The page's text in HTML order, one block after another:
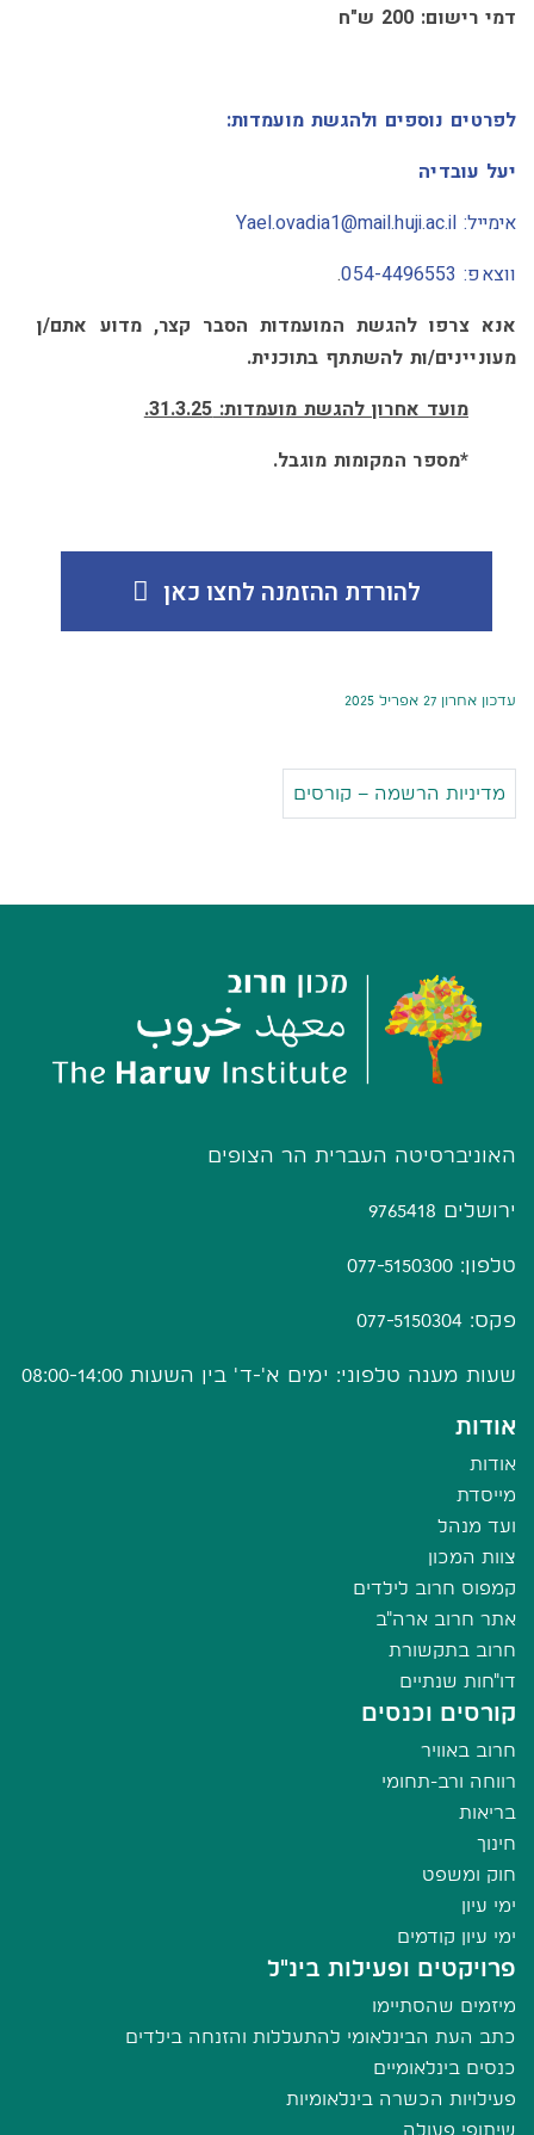
דמי רישום: 200 ש"ח
לפרטים נוספים ולהגשת מועמדות:
יעל עובדיה
אימייל: Yael.ovadia1@mail.huji.ac.il
ווצאפ: 054-4496553
.
אנא צרפו להגשת המועמדות הסבר קצר, מדוע אתם/ן
מעוניינים/ות להשתתף בתוכנית.
מועד אחרון להגשת מועמדות:31.3.25.
*מספר המקומות מוגבל.
להורדת ההזמנה לחצו כאן
עדכון אחרון 27 אפריל 2025
מדיניות הרשמה – קורסים
האוניברסיטה העברית הר הצופים
ירושלים 9765418
טלפון: 077-5150300
פקס: 077-5150304
שעות מענה טלפוני: ימים א'-ד' בין השעות 08:00-14:00
אודות
אודות
מייסדת
ועד מנהל
צוות המכון
קמפוס חרוב לילדים
אתר חרוב ארה"ב
חרוב בתקשורת
דו"חות שנתיים
קורסים וכנסים
חרוב באוויר
רווחה ורב-תחומי
בריאות
חינוך
חוק ומשפט
ימי עיון
ימי עיון קודמים
פרויקטים ופעילות בינ"ל
מיזמים שהסתיימו
כתב העת הבינלאומי להתעללות והזנחה בילדים
כנסים בינלאומיים
פעילויות הכשרה בינלאומיות
שיתופי פעולה